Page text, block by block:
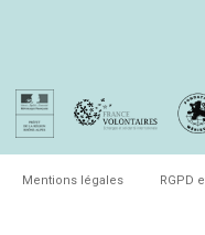
Mentions légales RGPD